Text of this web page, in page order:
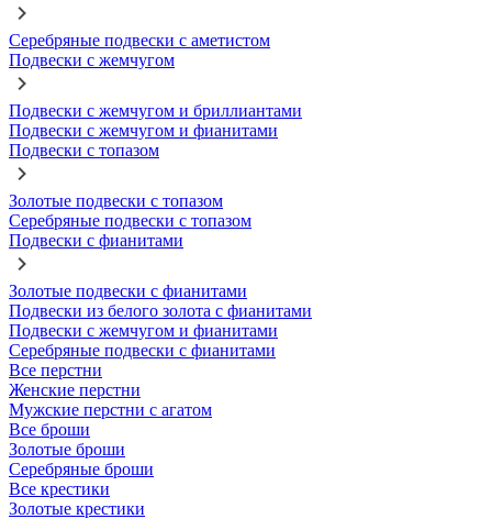
Серебряные подвески с аметистом
Подвески с жемчугом
Подвески с жемчугом и бриллиантами
Подвески с жемчугом и фианитами
Подвески с топазом
Золотые подвески с топазом
Серебряные подвески с топазом
Подвески с фианитами
Золотые подвески с фианитами
Подвески из белого золота с фианитами
Подвески с жемчугом и фианитами
Серебряные подвески с фианитами
Все перстни
Женские перстни
Мужские перстни с агатом
Все броши
Золотые броши
Серебряные броши
Все крестики
Золотые крестики